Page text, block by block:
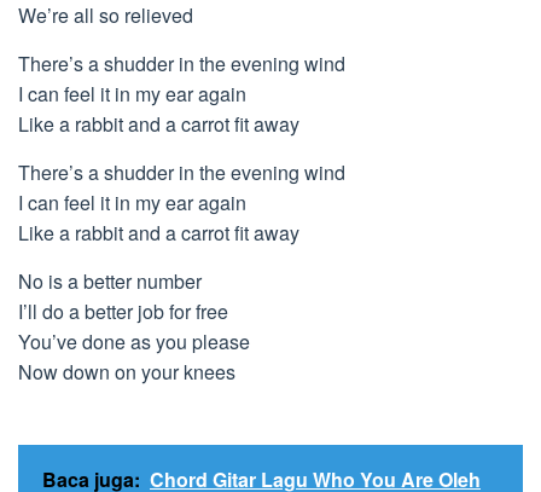
We’re all so relieved
There’s a shudder in the evening wind
I can feel it in my ear again
Like a rabbit and a carrot fit away
There’s a shudder in the evening wind
I can feel it in my ear again
Like a rabbit and a carrot fit away
No is a better number
I’ll do a better job for free
You’ve done as you please
Now down on your knees
Baca juga: Chord Gitar Lagu Who You Are Oleh